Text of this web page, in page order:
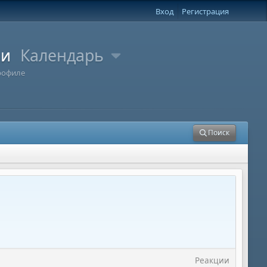
Вход Регистрация
Календарь
Поиск
Реакции